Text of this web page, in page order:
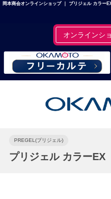
岡本商会オンラインショップ ｜ プリジェル カラー
オンラインシ
PREGEL(プリジェル)
プリジェル カラーEX